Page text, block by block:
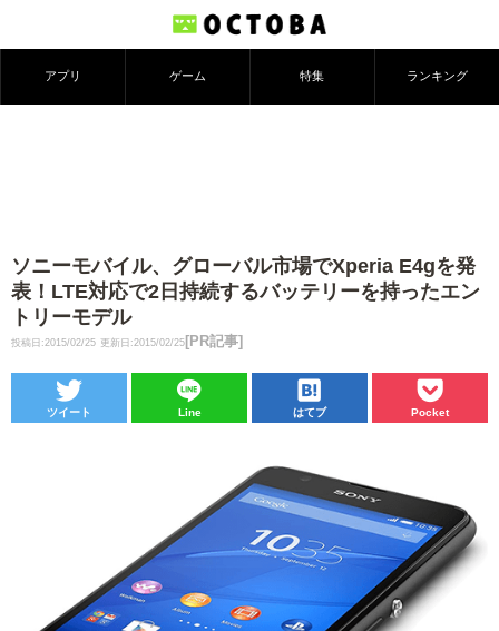
アプリ ゲーム 特集 ランキング
ソニーモバイル、グローバル市場でXperia E4gを発
表！LTE対応で2日持続するバッテリーを持ったエン
トリーモデル
投稿日:2015/02/25 更新日:2015/02/25 [PR記事]
ツイート Line はてブ Pocket